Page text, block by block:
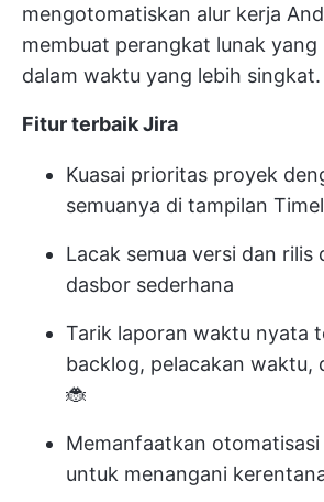
mengotomatiskan alur kerja
membuat perangkat lunak yang
dalam waktu yang lebih singkat.
Fitur terbaik Jira
Kuasai prioritas proyek
semuanya di tampilan
Lacak semua versi dan rilis
dasbor sederhana
Tarik laporan waktu nyata
backlog, pelacakan waktu,
🐞
Memanfaatkan
untuk menangani